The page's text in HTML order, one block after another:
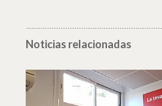
Noticias relacionadas